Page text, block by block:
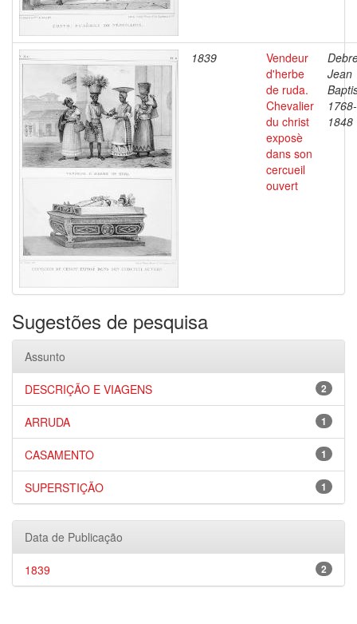
1839
Vendeur
d'herbe
de ruda.
Chevalier
du christ
exposè
dans son
cercueil
ouvert
Jean
1768-
1848
Sugestões de pesquisa
Assunto
2
DESCRIÇÃO E VIAGENS
1
ARRUDA
1
CASAMENTO
1
SUPERSTIÇÃO
Data de Publicação
2
1839